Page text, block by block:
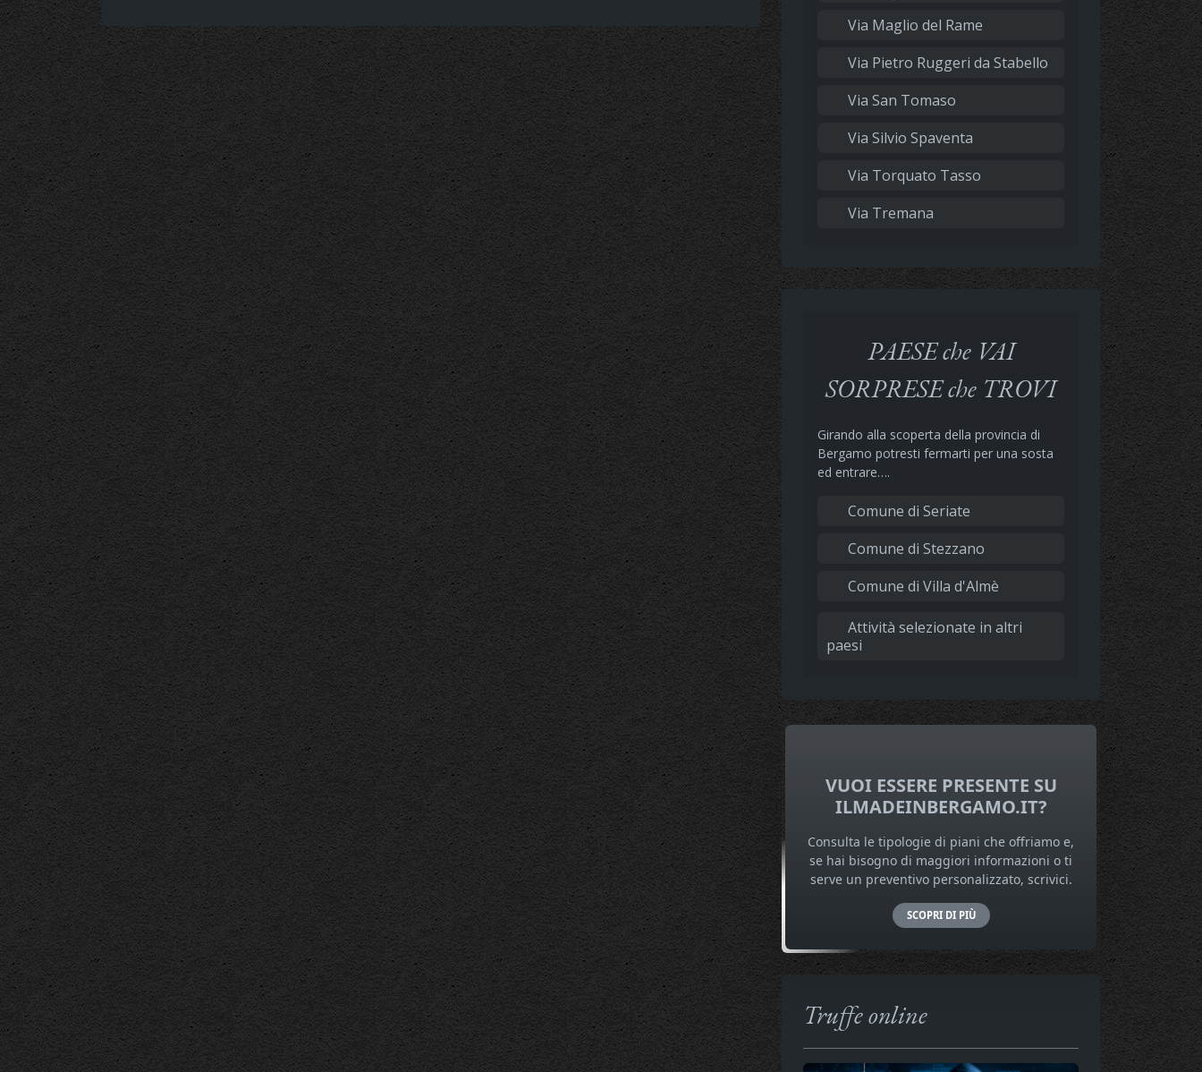
Via Maglio del Rame
Via Pietro Ruggeri da Stabello
Via San Tomaso
Via Silvio Spaventa
Via Torquato Tasso
Via Tremana
PAESE che VAI
SORPRESE che TROVI
Girando alla scoperta della provincia di
Bergamo potresti fermarti per una sosta
ed entrare….
Comune di Seriate
Comune di Stezzano
Comune di Villa d'Almè
Attività selezionate in altri
paesi
VUOI ESSERE PRESENTE SU
ILMADEINBERGAMO.IT?
Consulta le tipologie di piani che offriamo e,
se hai bisogno di maggiori informazioni o ti
serve un preventivo personalizzato, scrivici.
SCOPRI DI PIÙ
Truffe online